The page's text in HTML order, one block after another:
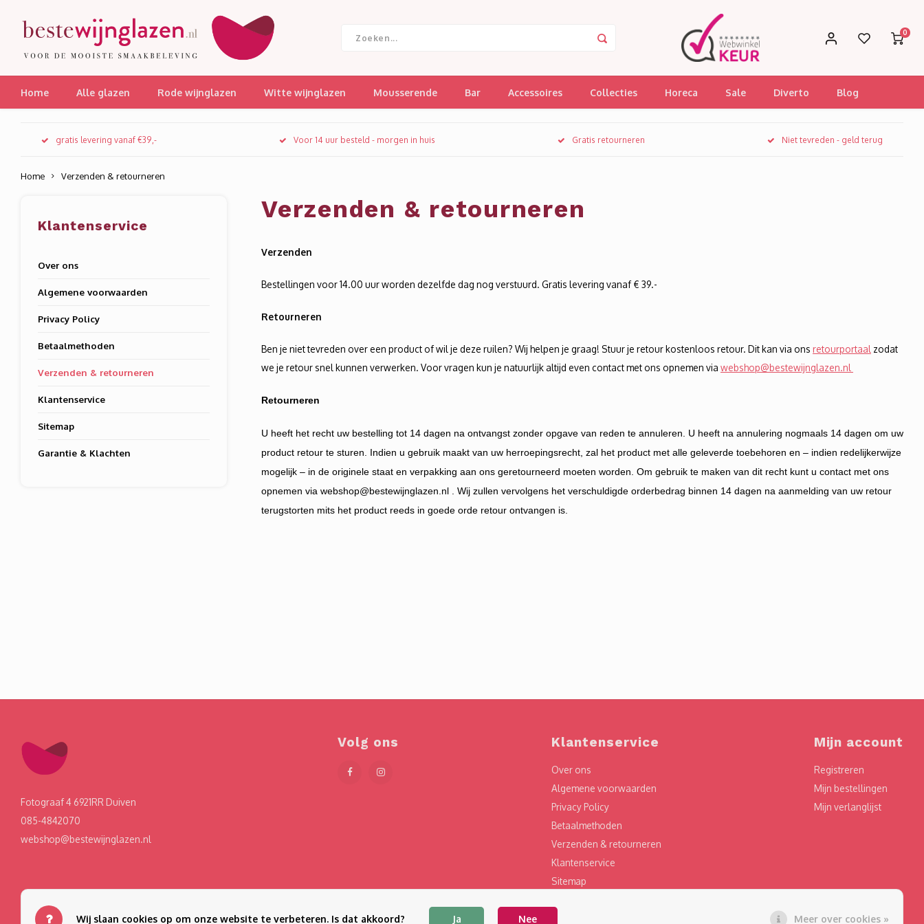
0
Home Alle glazen Rode wijnglazen Witte wijnglazen Mousserende Bar Accessoires Collecties Horeca Sale Diverto Blog
gratis levering vanaf €39,- Voor 14 uur besteld - morgen in huis Gratis retourneren Niet tevreden - geld terug
Home Verzenden & retourneren
Klantenservice
Over ons
Algemene voorwaarden
Privacy Policy
Betaalmethoden
Verzenden & retourneren
Klantenservice
Sitemap
Garantie & Klachten
Verzenden & retourneren
Verzenden
Bestellingen voor 14.00 uur worden dezelfde dag nog verstuurd. Gratis levering vanaf € 39.-
Retourneren
Ben je niet tevreden over een product of wil je deze ruilen? Wij helpen je graag! Stuur je retour kostenloos retour. Dit kan via ons retourportaal zodat
we je retour snel kunnen verwerken. Voor vragen kun je natuurlijk altijd even contact met ons opnemen via webshop@bestewijnglazen.nl
Retourneren
U heeft het recht uw bestelling tot 14 dagen na ontvangst zonder opgave van reden te annuleren. U heeft na annulering nogmaals 14 dagen om uw
product retour te sturen. Indien u gebruik maakt van uw herroepingsrecht, zal het product met alle geleverde toebehoren en – indien redelijkerwijze
mogelijk – in de originele staat en verpakking aan ons geretourneerd moeten worden. Om gebruik te maken van dit recht kunt u contact met ons
opnemen via webshop@bestewijnglazen.nl . Wij zullen vervolgens het verschuldigde orderbedrag binnen 14 dagen na aanmelding van uw retour
terugstorten mits het product reeds in goede orde retour ontvangen is.
Fotograaf 4 6921RR Duiven
085-4842070
webshop@bestewijnglazen.nl
Volg ons Klantenservice
Over ons
Algemene voorwaarden
Privacy Policy
Betaalmethoden
Verzenden & retourneren
Klantenservice
Sitemap
Mijn account
Registreren
Mijn bestellingen
Mijn verlanglijst
Wij slaan cookies op om onze website te verbeteren. Is dat akkoord? Ja Nee Meer over cookies »